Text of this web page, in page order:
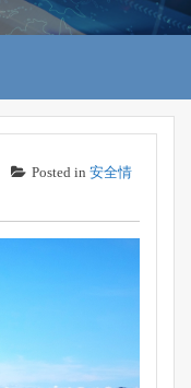
Posted in 安全情